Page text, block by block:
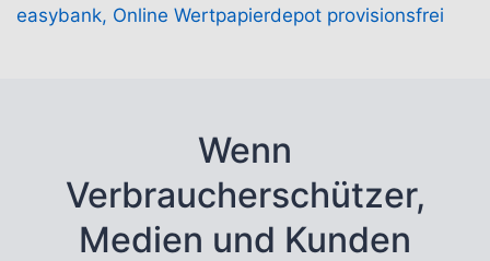
easybank, Online Wertpapierdepot provisionsfrei
Wenn
Verbraucherschützer,
Medien und Kunden